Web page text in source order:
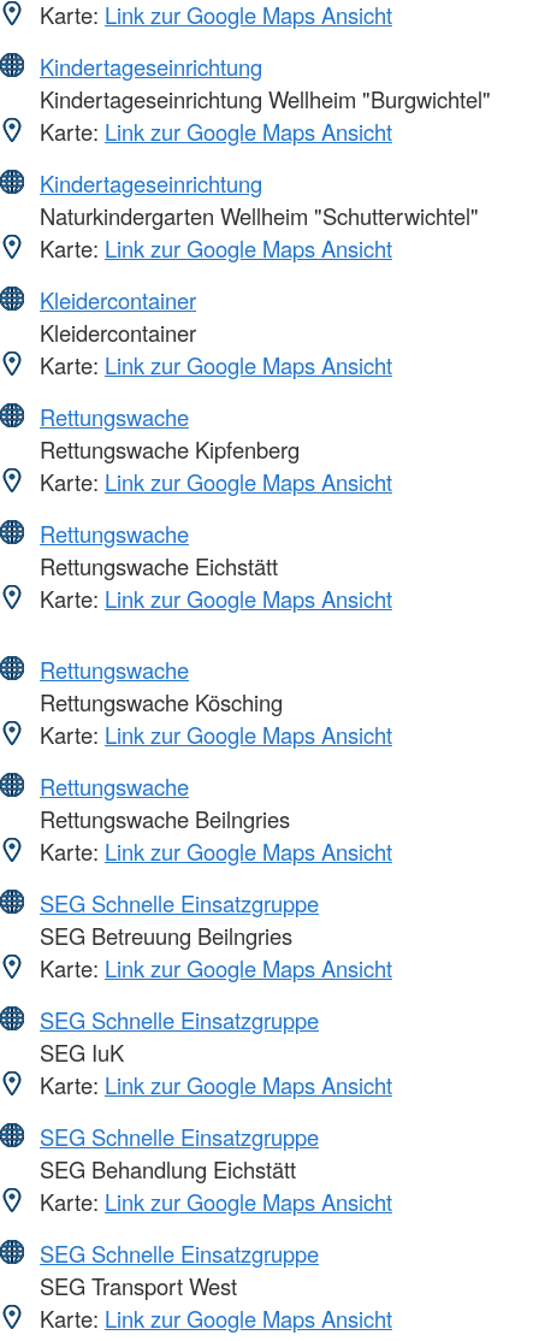
Karte: Link zur Google Maps Ansicht
Kindertageseinrichtung
Kindertageseinrichtung Wellheim "Burgwichtel"
Karte: Link zur Google Maps Ansicht
Kindertageseinrichtung
Naturkindergarten Wellheim "Schutterwichtel"
Karte: Link zur Google Maps Ansicht
Kleidercontainer
Kleidercontainer
Karte: Link zur Google Maps Ansicht
Rettungswache
Rettungswache Kipfenberg
Karte: Link zur Google Maps Ansicht
Rettungswache
Rettungswache Eichstätt
Karte: Link zur Google Maps Ansicht
Rettungswache
Rettungswache Kösching
Karte: Link zur Google Maps Ansicht
Rettungswache
Rettungswache Beilngries
Karte: Link zur Google Maps Ansicht
SEG Schnelle Einsatzgruppe
SEG Betreuung Beilngries
Karte: Link zur Google Maps Ansicht
SEG Schnelle Einsatzgruppe
SEG IuK
Karte: Link zur Google Maps Ansicht
SEG Schnelle Einsatzgruppe
SEG Behandlung Eichstätt
Karte: Link zur Google Maps Ansicht
SEG Schnelle Einsatzgruppe
SEG Transport West
Karte: Link zur Google Maps Ansicht